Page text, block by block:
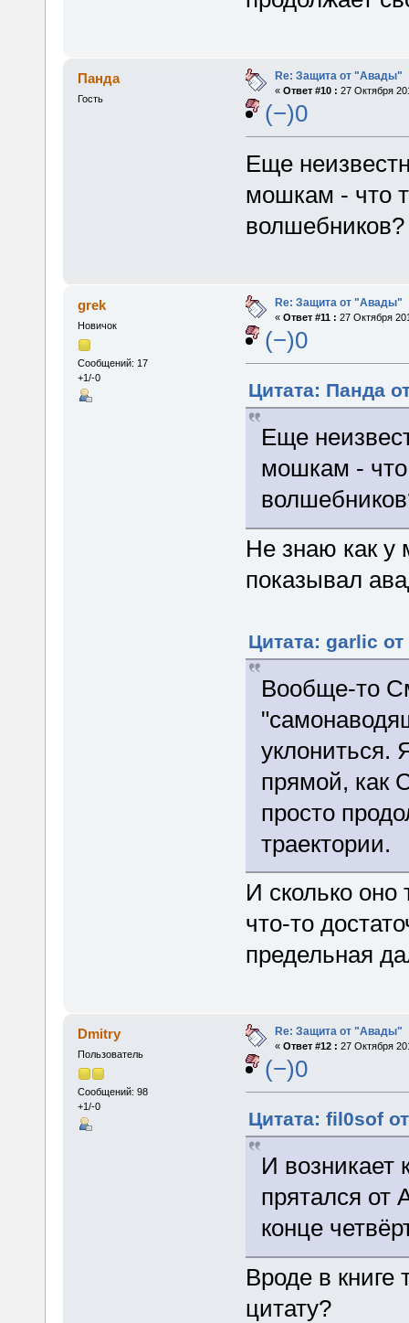
Панда
Гость
Re: Защита от "Авады"
« Ответ #10 : 27 Октября
(−)0
Еще
мошкам - что
grek
Новичок
Сообщений: 17
+1/-0
Re: Защита от "Авады"
« Ответ #11 : 27 Октября
(−)0
Цитата: Панда
Еще
мошкам -
Не знаю как у
показывал
Цитата: garlic
Вообще-то
уклониться.
прямой, как
просто
траектории.
И сколько оно
что-то
предельная
Dmitry
Пользователь
Сообщений: 98
+1/-0
Re: Защита от "Авады"
« Ответ #12 : 27 Октября
(−)0
Цитата: fil0sof
И возникает
прятался от
конце
Вроде в
цитату?